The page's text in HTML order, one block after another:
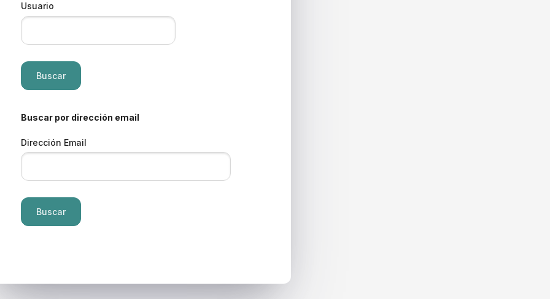
Usuario
Buscar por dirección email
Dirección Email